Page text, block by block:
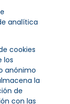
analítica
cookies
los
anónimo
la
de
con las